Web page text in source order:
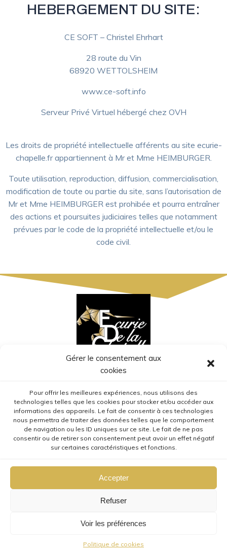
Gérer le consentement aux
cookies
Pour offrir les meilleures expériences, nous utilisons des
technologies telles que les cookies pour stocker et/ou accéder aux
informations des appareils. Le fait de consentir à ces technologies
nous permettra de traiter des données telles que le comportement
de navigation ou les ID uniques sur ce site. Le fait de ne pas
consentir ou de retirer son consentement peut avoir un effet négatif
sur certaines caractéristiques et fonctions.
Accepter
Refuser
Voir les préférences
Politique de cookies
HEBERGEMENT DU SITE:
CE SOFT – Christel Ehrhart
28 route du Vin
68920 WETTOLSHEIM
www.ce-soft.info
Serveur Privé Virtuel hébergé chez OVH
Les droits de propriété intellectuelle afférents au site ecurie-
chapelle.fr appartiennent à Mr et Mme HEIMBURGER.
Toute utilisation, reproduction, diffusion, commercialisation,
modification de toute ou partie du site, sans l’autorisation de
Mr et Mme HEIMBURGER est prohibée et pourra entraîner
des actions et poursuites judiciaires telles que notamment
prévues par le code de la propriété intellectuelle et/ou le
code civil.
Écurie de la Chapelle
5 route de Herrlisheim
68127 Niederhergheim
Tel : 07.80.09.69.62